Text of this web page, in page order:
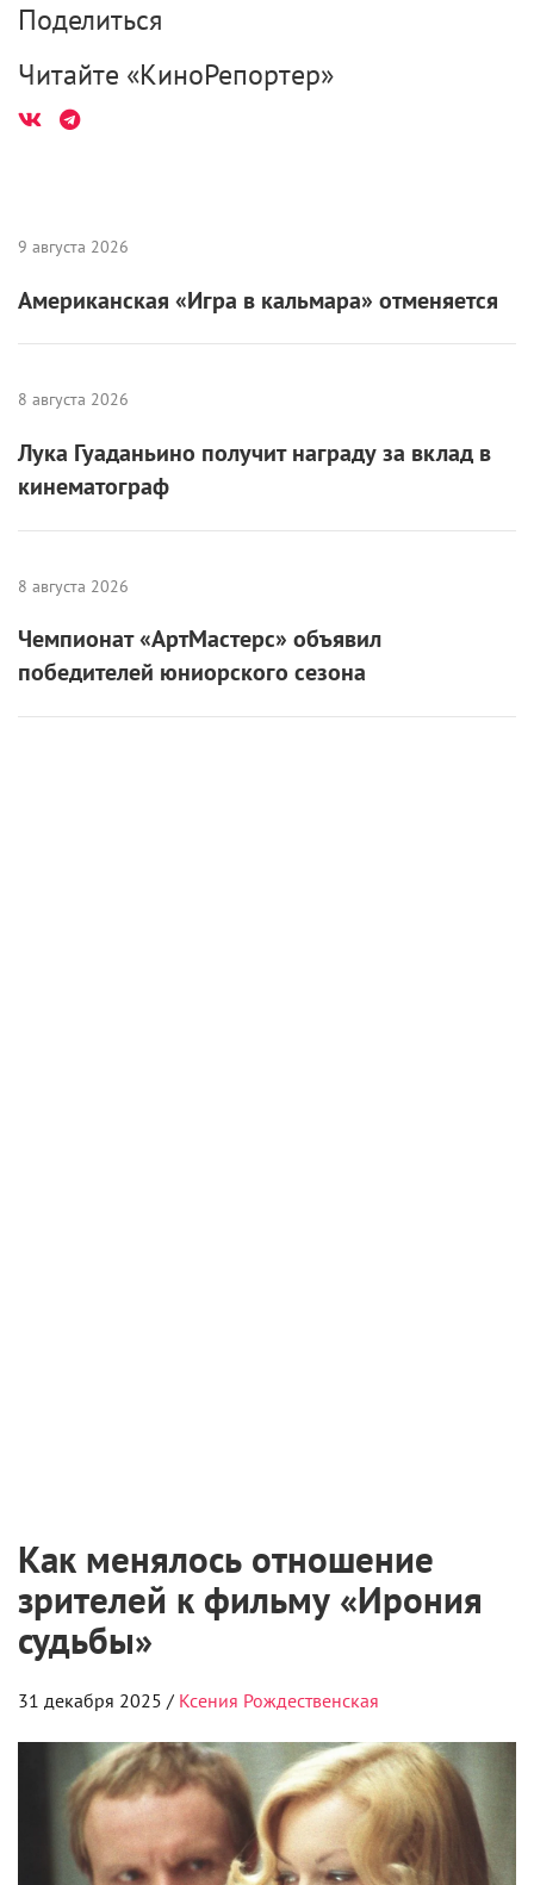
Поделиться
Читайте «КиноРепортер»
9 августа 2026
Американская «Игра в кальмара» отменяется
8 августа 2026
Лука Гуаданьино получит награду за вклад в
кинематограф
8 августа 2026
Чемпионат «АртМастерс» объявил
победителей юниорского сезона
Как менялось отношение
зрителей к фильму «Ирония
судьбы»
31 декабря 2025 / Ксения Рождественская